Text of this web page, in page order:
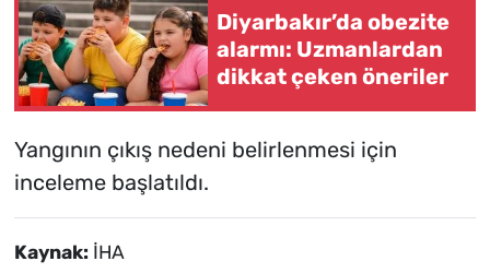
Diyarbakır’da obezite
alarmı: Uzmanlardan
dikkat çeken öneriler
Yangının çıkış nedeni belirlenmesi için
inceleme başlatıldı.
Kaynak: İHA